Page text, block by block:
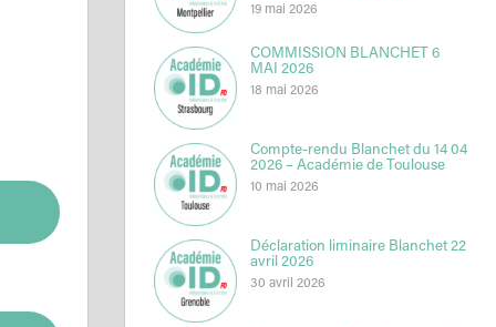
19 mai 2026
COMMISSION BLANCHET 6
MAI 2026
18 mai 2026
Compte-rendu Blanchet du 14 04
2026 – Académie de Toulouse
10 mai 2026
Déclaration liminaire Blanchet 22
avril 2026
30 avril 2026